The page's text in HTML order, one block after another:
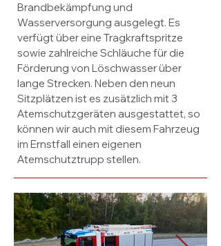
Brandbekämpfung und
Wasserversorgung ausgelegt. Es
verfügt über eine Tragkraftspritze
sowie zahlreiche Schläuche für die
Förderung von Löschwasser über
lange Strecken. Neben den neun
Sitzplätzen ist es zusätzlich mit 3
Atemschutzgeräten ausgestattet, so
können wir auch mit diesem Fahrzeug
im Ernstfall einen eigenen
Atemschutztrupp stellen.